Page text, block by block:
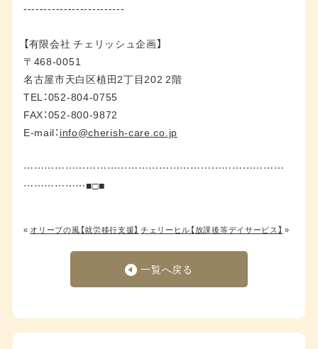
-------------------------
【有限会社 チェリッシュ企画】
〒468-0051
名古屋市天白区植田2丁目202 2階
TEL：052-804-0755
FAX：052-800-9872
E-mail： info@cherish-care.co.jp
…………………………………………………………………
………………■□■
« オリーブの風【就労移行支援】 チェリーヒル【放課後等デイサービス】 »
一覧へ戻る